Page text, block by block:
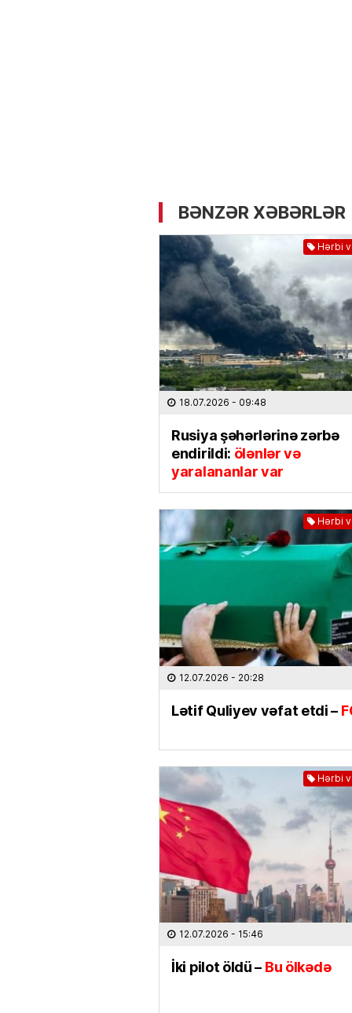
BƏNZƏR XƏBƏRLƏR
Hərbi
18.07.2026 - 09:48
Rusiya şəhərlərinə zərbə
endirildi: ölənlər və
yaralananlar var
Hərbi
12.07.2026 - 20:28
Lətif Quliyev vəfat etdi –
Hərbi
12.07.2026 - 15:46
İki pilot öldü –Bu ölkədə